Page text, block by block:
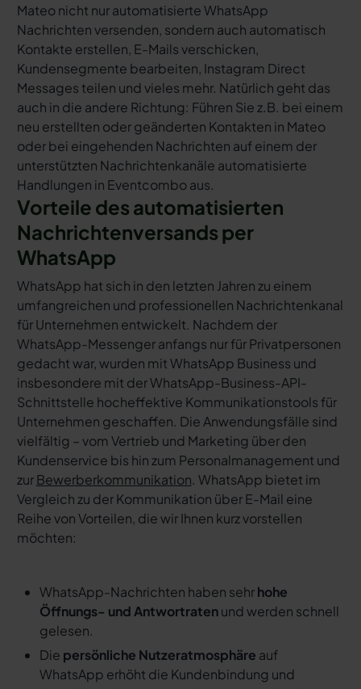
Mateo nicht nur automatisierte WhatsApp
Nachrichten versenden, sondern auch automatisch
Kontakte erstellen, E-Mails verschicken,
Kundensegmente bearbeiten, Instagram Direct
Messages teilen und vieles mehr. Natürlich geht das
auch in die andere Richtung: Führen Sie z.B. bei einem
neu erstellten oder geänderten Kontakten in Mateo
oder bei eingehenden Nachrichten auf einem der
unterstützten Nachrichtenkanäle automatisierte
Handlungen in Eventcombo aus.
Vorteile des automatisierten
Nachrichtenversands per
WhatsApp
WhatsApp hat sich in den letzten Jahren zu einem
umfangreichen und professionellen Nachrichtenkanal
für Unternehmen entwickelt. Nachdem der
WhatsApp-Messenger anfangs nur für Privatpersonen
gedacht war, wurden mit WhatsApp Business und
insbesondere mit der WhatsApp-Business-API-
Schnittstelle hocheffektive Kommunikationstools für
Unternehmen geschaffen. Die Anwendungsfälle sind
vielfältig – vom Vertrieb und Marketing über den
Kundenservice bis hin zum Personalmanagement und
zurBewerberkommunikation. WhatsApp bietet im
Vergleich zu der Kommunikation über E-Mail eine
Reihe von Vorteilen, die wir Ihnen kurz vorstellen
möchten:
WhatsApp-Nachrichten haben sehrhohe
Öffnungs- und Antwortratenund werden schnell
gelesen.
Die persönliche Nutzeratmosphäre auf
WhatsApp erhöht die Kundenbindung und